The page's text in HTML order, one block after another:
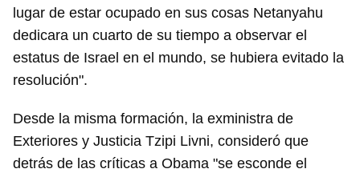
lugar de estar ocupado en sus cosas Netanyahu
dedicara un cuarto de su tiempo a observar el
estatus de Israel en el mundo, se hubiera evitado la
resolución".
Desde la misma formación, la exministra de
Exteriores y Justicia Tzipi Livni, consideró que
detrás de las críticas a Obama "se esconde el